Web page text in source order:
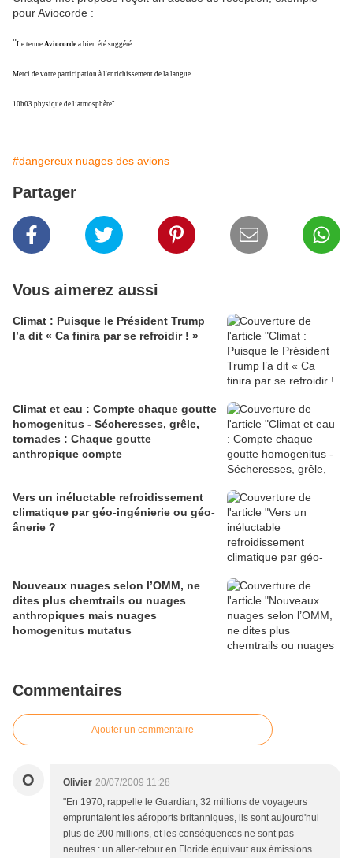
pour Aviocorde :
"Le terme Aviocorde a bien été suggéré.
Merci de votre participation à l'enrichissement de la langue.
10h03 physique de l’atmosphère"
#dangereux nuages des avions
Partager
Vous aimerez aussi
Climat : Puisque le Président Trump
l’a dit « Ca finira par se refroidir ! »
Climat et eau : Compte chaque goutte
homogenitus - Sécheresses, grêle,
tornades : Chaque goutte
anthropique compte
Vers un inéluctable refroidissement
climatique par géo-ingénierie ou géo-
ânerie ?
Nouveaux nuages selon l’OMM, ne
dites plus chemtrails ou nuages
anthropiques mais nuages
homogenitus mutatus
Commentaires
Ajouter un commentaire
O Olivier 20/07/2009 11:28
"En 1970, rappelle le Guardian, 32 millions de voyageurs
empruntaient les aéroports britanniques, ils sont aujourd'hui
plus de 200 millions, et les conséquences ne sont pas
neutres : un aller-retour en Floride équivaut aux émissions